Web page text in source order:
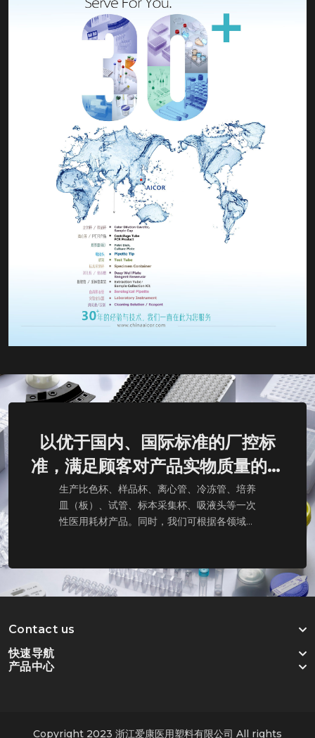
以优于国内、国际标准的厂控标
准，满足顾客对产品实物质量的期
望和要求
生产比色杯、样品杯、离心管、冷冻管、培养
皿（板）、试管、标本采集杯、吸液头等一次
性医用耗材产品。同时，我们可根据各领域的
Contact us
产品中心
快速导航
Copyright 2023 浙江爱康医用塑料有限公司 All rights